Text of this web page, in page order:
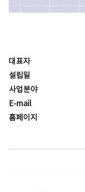
대표자
설립일
사업분야
E-mail
홈페이지